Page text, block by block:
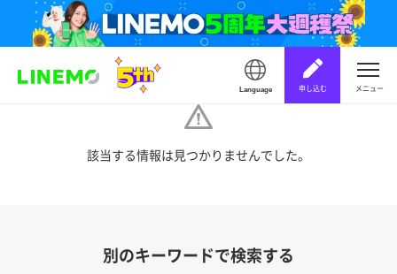
Language 申し込む メニュー
該当する情報は見つかりませんでした。
別のキーワードで検索する